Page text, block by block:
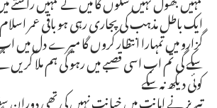
ایک باطل مذہب کی پجاری رہی ہو باقی عمر
گزارو میں تمہارا انتظار کروں گا میرے دل میں
سکے گی تم اب اسی قصبے میں رہو گی ہم ملا
کوئی دیکھ نہ سکے
تبریز نے امانت میں خیانت نہیں کی تھی دوران